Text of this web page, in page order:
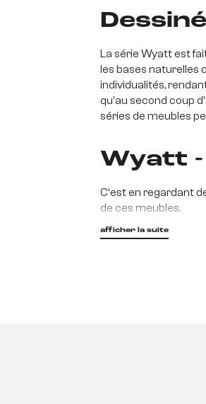
La série Wyatt est
les bases naturelles
individualités,
qu'au second coup
séries de meubles
Wyatt
C‘est en regardant
de ces meubles.
Wyatt
afficher la suite